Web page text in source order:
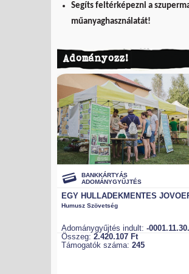
Segíts feltérképezni a
műanyaghasználatát!
Adományozz!